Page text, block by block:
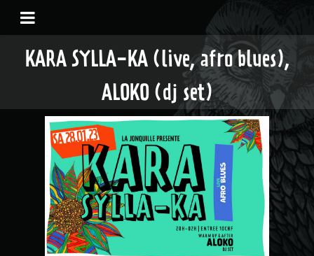
KARA SYLLA-KA (live, afro blues),
ALOKO (dj set)